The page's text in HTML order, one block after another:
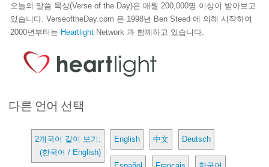
오늘의 말씀 묵상(Verse of the Day)은 매월 200,000명 이상이 받아보고
있습니다. VerseoftheDay.com 은 1998년 Ben Steed 에 의해 시작하여
2000년부터는 Heartlight Network 과 함께하고 있습니다.
다른 언어 선택
2개국어 같이 보기:
(한국어 / English)
English 中文 Deutsch